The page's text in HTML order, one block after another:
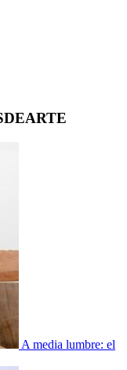
A media lumbre: el